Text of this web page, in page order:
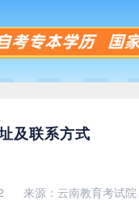
及联系方式
来源：云南教育考试院